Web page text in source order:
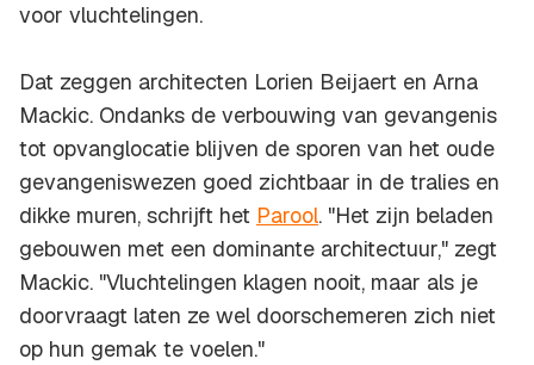
voor vluchtelingen.
Dat zeggen architecten Lorien Beijaert en Arna
Mackic. Ondanks de verbouwing van gevangenis
tot opvanglocatie blijven de sporen van het oude
gevangeniswezen goed zichtbaar in de tralies en
dikke muren, schrijft het Parool. "Het zijn beladen
gebouwen met een dominante architectuur," zegt
Mackic. "Vluchtelingen klagen nooit, maar als je
doorvraagt laten ze wel doorschemeren zich niet
op hun gemak te voelen."